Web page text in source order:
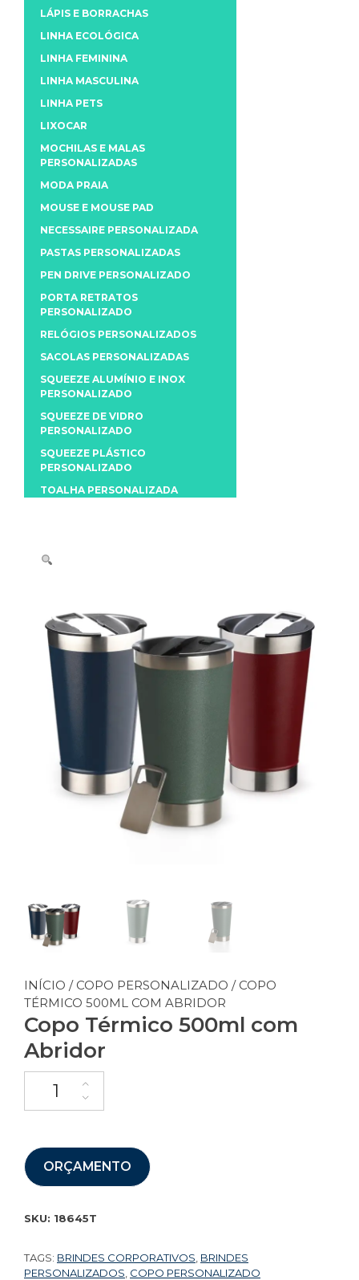
INÍCIO / COPO PERSONALIZADO / COPO
TÉRMICO 500ML COM ABRIDOR
Copo Térmico 500ml com
Abridor
ORÇAMENTO
SKU: 18645T
TAGS: BRINDES CORPORATIVOS BRINDES
PERSONALIZADOS COPO PERSONALIZADO
LÁPIS E BORRACHAS
LINHA ECOLÓGICA
LINHA FEMININA
LINHA MASCULINA
LINHA PETS
LIXOCAR
MOCHILAS E MALAS
PERSONALIZADAS
MODA PRAIA
MOUSE E MOUSE PAD
NECESSAIRE PERSONALIZADA
PASTAS PERSONALIZADAS
PEN DRIVE PERSONALIZADO
PORTA RETRATOS
PERSONALIZADO
RELÓGIOS PERSONALIZADOS
SACOLAS PERSONALIZADAS
SQUEEZE ALUMÍNIO E INOX
PERSONALIZADO
SQUEEZE DE VIDRO
PERSONALIZADO
SQUEEZE PLÁSTICO
PERSONALIZADO
TOALHA PERSONALIZADA